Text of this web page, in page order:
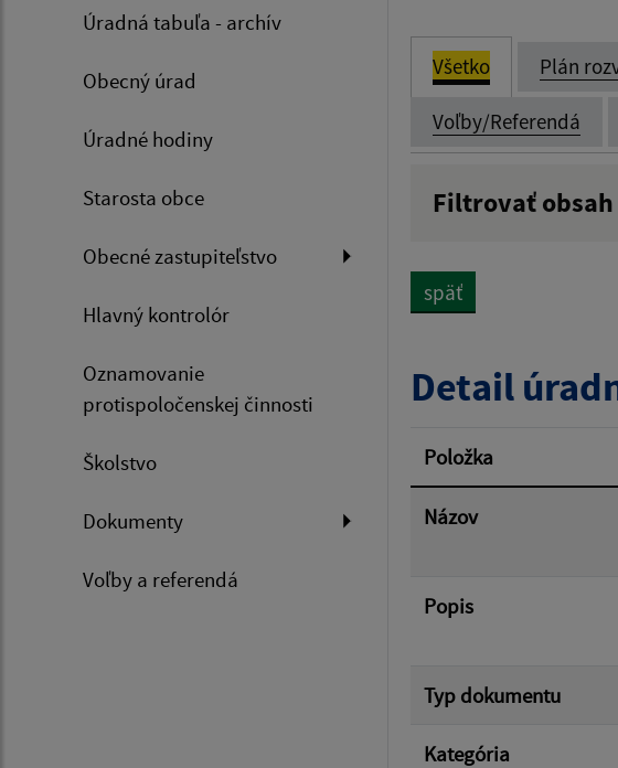
Úradná tabuľa - archív
Obecný úrad
Úradné hodiny
Starosta obce
Obecné zastupiteľstvo
Hlavný kontrolór
Oznamovanie
protispoločenskej činnosti
Školstvo
Dokumenty
Voľby a referendá
Všetko Plán
Voľby/Referendá
Filtrovať obsah
Filtrovať
späť
Detail
Položka
Názov
Popis
Typ dokumentu
Kategória